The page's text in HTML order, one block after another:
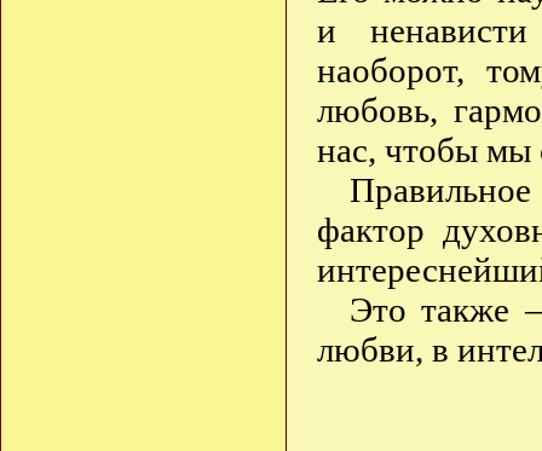
и
наоборот,
любовь,
нас, чтобы мы
фактор
Это также
любви, в